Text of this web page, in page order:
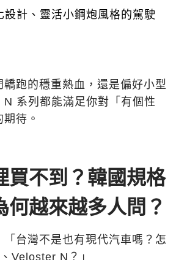
設計、靈活小鋼炮風格的駕駛
轎跑的穩重熱血，還是偏好小型
系列都能滿足你對「有個性
待。
買不到？韓國規格
何越來越多人問？
台灣不是也有現代汽車嗎？怎
Veloster N？」